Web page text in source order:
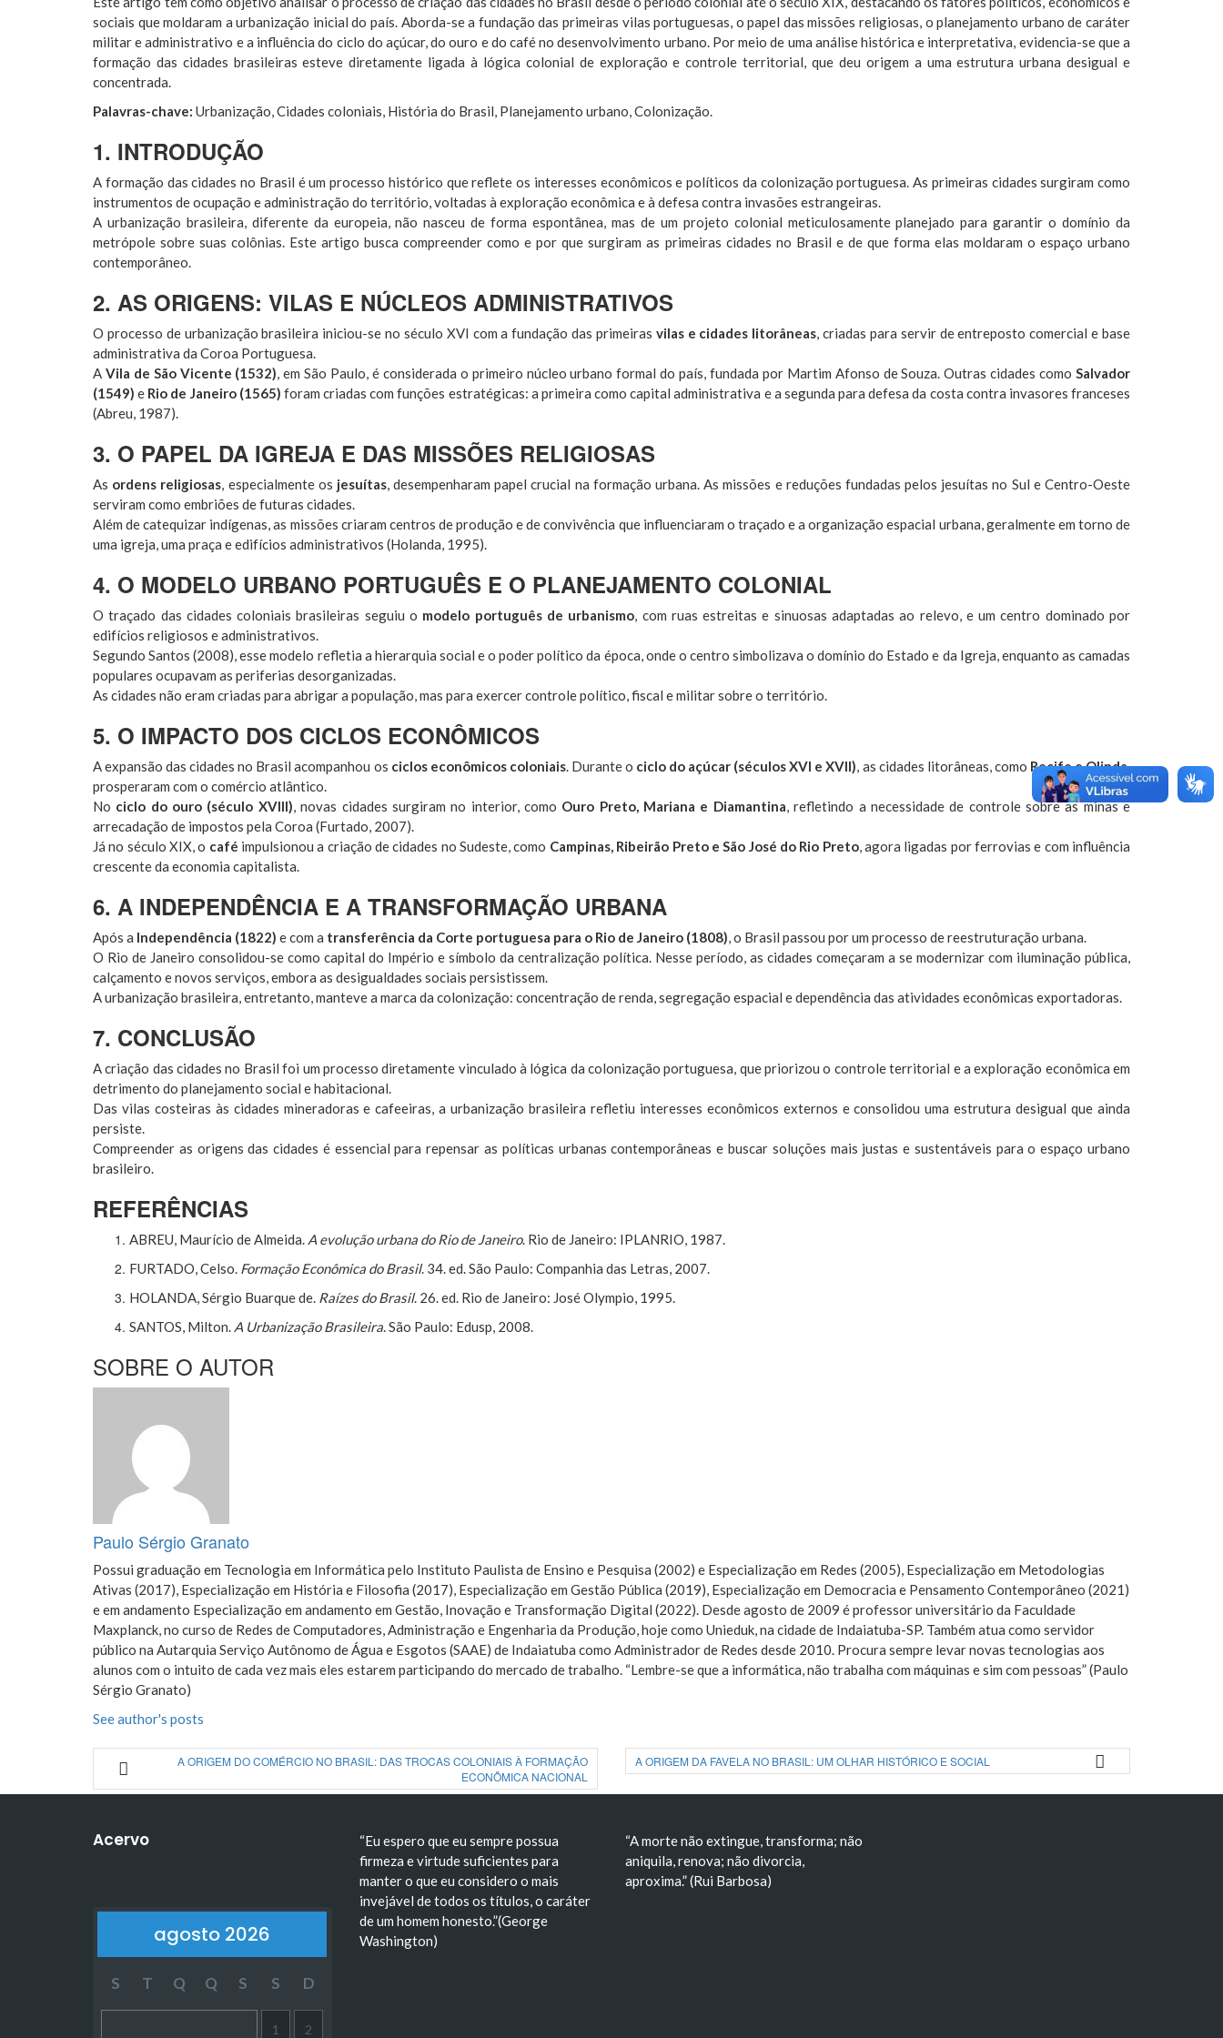
sociais que moldaram a urbanização inicial do país. Aborda-se a fundação das primeiras vilas portuguesas, o papel das missões religiosas, o planejamento urbano de caráter
militar e administrativo e a influência do ciclo do açúcar, do ouro e do café no desenvolvimento urbano. Por meio de uma análise histórica e interpretativa, evidencia-se que a
formação das cidades brasileiras esteve diretamente ligada à lógica colonial de exploração e controle territorial, que deu origem a uma estrutura urbana desigual e
concentrada.
Palavras-chave: Urbanização, Cidades coloniais, História do Brasil, Planejamento urbano, Colonização.
1. INTRODUÇÃO
A formação das cidades no Brasil é um processo histórico que reflete os interesses econômicos e políticos da colonização portuguesa. As primeiras cidades surgiram como
instrumentos de ocupação e administração do território, voltadas à exploração econômica e à defesa contra invasões estrangeiras.
A urbanização brasileira, diferente da europeia, não nasceu de forma espontânea, mas de um projeto colonial meticulosamente planejado para garantir o domínio da
metrópole sobre suas colônias. Este artigo busca compreender como e por que surgiram as primeiras cidades no Brasil e de que forma elas moldaram o espaço urbano
contemporâneo.
2. AS ORIGENS: VILAS E NÚCLEOS ADMINISTRATIVOS
O processo de urbanização brasileira iniciou-se no século XVI com a fundação das primeiras vilas e cidades litorâneas, criadas para servir de entreposto comercial e base
administrativa da Coroa Portuguesa.
A Vila de São Vicente (1532), em São Paulo, é considerada o primeiro núcleo urbano formal do país, fundada por Martim Afonso de Souza. Outras cidades comoSalvador
(1549) e Rio de Janeiro (1565) foram criadas com funções estratégicas: a primeira como capital administrativa e a segunda para defesa da costa contra invasores franceses
(Abreu, 1987).
3. O PAPEL DA IGREJA E DAS MISSÕES RELIGIOSAS
As ordens religiosas, especialmente os jesuítas, desempenharam papel crucial na formação urbana. As missões e reduções fundadas pelos jesuítas no Sul e Centro-Oeste
serviram como embriões de futuras cidades.
Além de catequizar indígenas, as missões criaram centros de produção e de convivência que influenciaram o traçado e a organização espacial urbana, geralmente em torno de
uma igreja, uma praça e edifícios administrativos (Holanda, 1995).
4. O MODELO URBANO PORTUGUÊS E O PLANEJAMENTO COLONIAL
O traçado das cidades coloniais brasileiras seguiu o modelo português de urbanismo, com ruas estreitas e sinuosas adaptadas ao relevo, e um centro dominado por
edifícios religiosos e administrativos.
Segundo Santos (2008), esse modelo refletia a hierarquia social e o poder político da época, onde o centro simbolizava o domínio do Estado e da Igreja, enquanto as camadas
populares ocupavam as periferias desorganizadas.
As cidades não eram criadas para abrigar a população, mas para exercer controle político, fiscal e militar sobre o território.
5. O IMPACTO DOS CICLOS ECONÔMICOS
A expansão das cidades no Brasil acompanhou os ciclos econômicos coloniais. Durante o ciclo do açúcar (séculos XVI e XVII), as cidades litorâneas, como Recife e Olinda,
prosperaram com o comércio atlântico.
No ciclo do ouro (século XVIII), novas cidades surgiram no interior, como Ouro Preto, Mariana e Diamantina, refletindo a necessidade de controle sobre as minas e
arrecadação de impostos pela Coroa (Furtado, 2007).
Já no século XIX, o café impulsionou a criação de cidades no Sudeste, como Campinas, Ribeirão Preto e São José do Rio Preto, agora ligadas por ferrovias e com influência
crescente da economia capitalista.
6. A INDEPENDÊNCIA E A TRANSFORMAÇÃO URBANA
Após a Independência (1822) e com a transferência da Corte portuguesa para o Rio de Janeiro (1808), o Brasil passou por um processo de reestruturação urbana.
O Rio de Janeiro consolidou-se como capital do Império e símbolo da centralização política. Nesse período, as cidades começaram a se modernizar com iluminação pública,
calçamento e novos serviços, embora as desigualdades sociais persistissem.
A urbanização brasileira, entretanto, manteve a marca da colonização: concentração de renda, segregação espacial e dependência das atividades econômicas exportadoras.
7. CONCLUSÃO
A criação das cidades no Brasil foi um processo diretamente vinculado à lógica da colonização portuguesa, que priorizou o controle territorial e a exploração econômica em
detrimento do planejamento social e habitacional.
Das vilas costeiras às cidades mineradoras e cafeeiras, a urbanização brasileira refletiu interesses econômicos externos e consolidou uma estrutura desigual que ainda
persiste.
Compreender as origens das cidades é essencial para repensar as políticas urbanas contemporâneas e buscar soluções mais justas e sustentáveis para o espaço urbano
brasileiro.
REFERÊNCIAS
ABREU, Maurício de Almeida. A evolução urbana do Rio de Janeiro. Rio de Janeiro: IPLANRIO, 1987.
FURTADO, Celso. Formação Econômica do Brasil. 34. ed. São Paulo: Companhia das Letras, 2007.
HOLANDA, Sérgio Buarque de. Raízes do Brasil. 26. ed. Rio de Janeiro: José Olympio, 1995.
SANTOS, Milton. A Urbanização Brasileira. São Paulo: Edusp, 2008.
SOBRE O AUTOR
Paulo Sérgio Granato
Possui graduação em Tecnologia em Informática pelo Instituto Paulista de Ensino e Pesquisa (2002) e Especialização em Redes (2005), Especialização em Metodologias
Ativas (2017), Especialização em História e Filosofia (2017), Especialização em Gestão Pública (2019), Especialização em Democracia e Pensamento Contemporâneo (2021)
e em andamento Especialização em andamento em Gestão, Inovação e Transformação Digital (2022). Desde agosto de 2009 é professor universitário da Faculdade
Maxplanck, no curso de Redes de Computadores, Administração e Engenharia da Produção, hoje como Unieduk, na cidade de Indaiatuba-SP. Também atua como servidor
público na Autarquia Serviço Autônomo de Água e Esgotos (SAAE) de Indaiatuba como Administrador de Redes desde 2010. Procura sempre levar novas tecnologias aos
alunos com o intuito de cada vez mais eles estarem participando do mercado de trabalho. “Lembre-se que a informática, não trabalha com máquinas e sim com pessoas” (Paulo
Sérgio Granato)
See author's posts
A ORIGEM DO COMÉRCIO NO BRASIL: DAS TROCAS COLONIAIS À FORMAÇÃO
ECONÔMICA NACIONAL
A ORIGEM DA FAVELA NO BRASIL: UM OLHAR HISTÓRICO E SOCIAL
Acervo
agosto 2026
S T Q Q S S D
1 2
“Eu espero que eu sempre possua
firmeza e virtude suficientes para
manter o que eu considero o mais
invejável de todos os títulos, o caráter
de um homem honesto.”(George
Washington)
“A morte não extingue, transforma; não
aniquila, renova; não divorcia,
aproxima.” (Rui Barbosa)